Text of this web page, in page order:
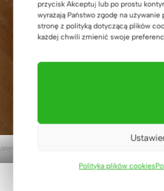
przycisk Akceptuj lub po prostu
wyrażają Państwo zgodę na
stronę z polityką dotyczącą plików
każdej chwili zmienić swoje
Polityka plików cookies
szafa do biura na segregatory